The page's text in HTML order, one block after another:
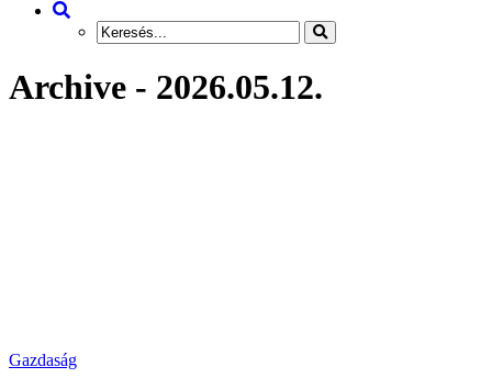
Archive - 2026.05.12.
Gazdaság